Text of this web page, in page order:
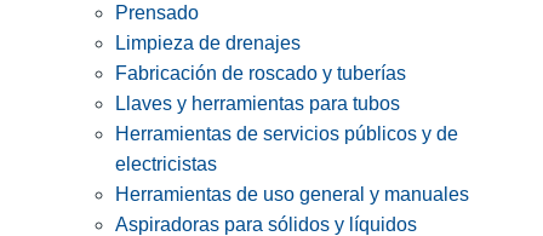
Prensado
Limpieza de drenajes
Fabricación de roscado y tuberías
Llaves y herramientas para tubos
Herramientas de servicios públicos y de
electricistas
Herramientas de uso general y manuales
Aspiradoras para sólidos y líquidos